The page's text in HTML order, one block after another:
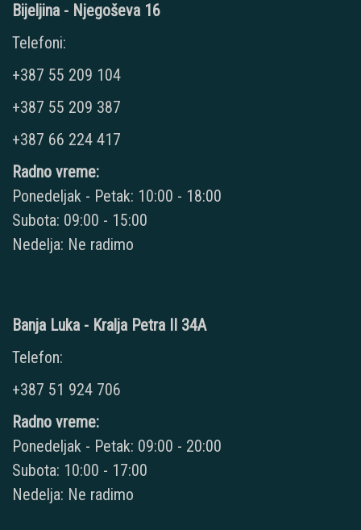
Bijeljina - Njegoševa 16
Telefoni:
+387 55 209 104
+387 55 209 387
+387 66 224 417
Radno vreme:
Ponedeljak - Petak: 10:00 - 18:00
Subota: 09:00 - 15:00
Nedelja: Ne radimo
Banja Luka - Kralja Petra II 34A
Telefon:
+387 51 924 706
Radno vreme:
Ponedeljak - Petak: 09:00 - 20:00
Subota: 10:00 - 17:00
Nedelja: Ne radimo